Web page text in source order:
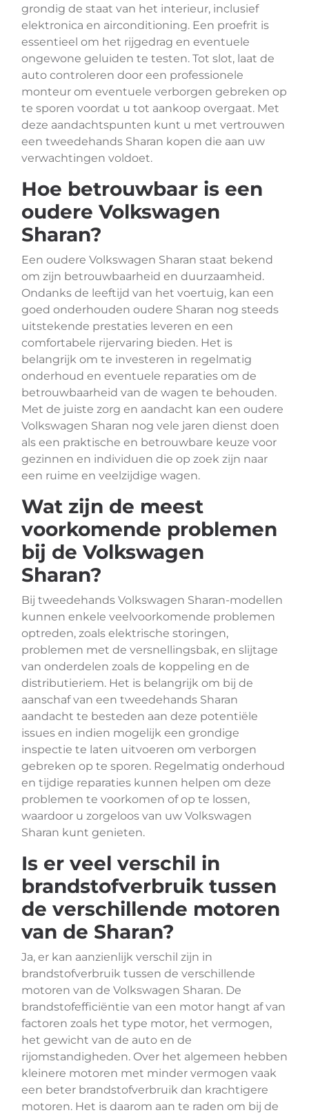
grondig de staat van het interieur, inclusief
elektronica en airconditioning. Een proefrit is
essentieel om het rijgedrag en eventuele
ongewone geluiden te testen. Tot slot, laat de
auto controleren door een professionele
monteur om eventuele verborgen gebreken op
te sporen voordat u tot aankoop overgaat. Met
deze aandachtspunten kunt u met vertrouwen
een tweedehands Sharan kopen die aan uw
verwachtingen voldoet.
Hoe betrouwbaar is een
oudere Volkswagen
Sharan?
Een oudere Volkswagen Sharan staat bekend
om zijn betrouwbaarheid en duurzaamheid.
Ondanks de leeftijd van het voertuig, kan een
goed onderhouden oudere Sharan nog steeds
uitstekende prestaties leveren en een
comfortabele rijervaring bieden. Het is
belangrijk om te investeren in regelmatig
onderhoud en eventuele reparaties om de
betrouwbaarheid van de wagen te behouden.
Met de juiste zorg en aandacht kan een oudere
Volkswagen Sharan nog vele jaren dienst doen
als een praktische en betrouwbare keuze voor
gezinnen en individuen die op zoek zijn naar
een ruime en veelzijdige wagen.
Wat zijn de meest
voorkomende problemen
bij de Volkswagen
Sharan?
Bij tweedehands Volkswagen Sharan-modellen
kunnen enkele veelvoorkomende problemen
optreden, zoals elektrische storingen,
problemen met de versnellingsbak, en slijtage
van onderdelen zoals de koppeling en de
distributieriem. Het is belangrijk om bij de
aanschaf van een tweedehands Sharan
aandacht te besteden aan deze potentiële
issues en indien mogelijk een grondige
inspectie te laten uitvoeren om verborgen
gebreken op te sporen. Regelmatig onderhoud
en tijdige reparaties kunnen helpen om deze
problemen te voorkomen of op te lossen,
waardoor u zorgeloos van uw Volkswagen
Sharan kunt genieten.
Is er veel verschil in
brandstofverbruik tussen
de verschillende motoren
van de Sharan?
Ja, er kan aanzienlijk verschil zijn in
brandstofverbruik tussen de verschillende
motoren van de Volkswagen Sharan. De
brandstofefficiëntie van een motor hangt af van
factoren zoals het type motor, het vermogen,
het gewicht van de auto en de
rijomstandigheden. Over het algemeen hebben
kleinere motoren met minder vermogen vaak
een beter brandstofverbruik dan krachtigere
motoren. Het is daarom aan te raden om bij de